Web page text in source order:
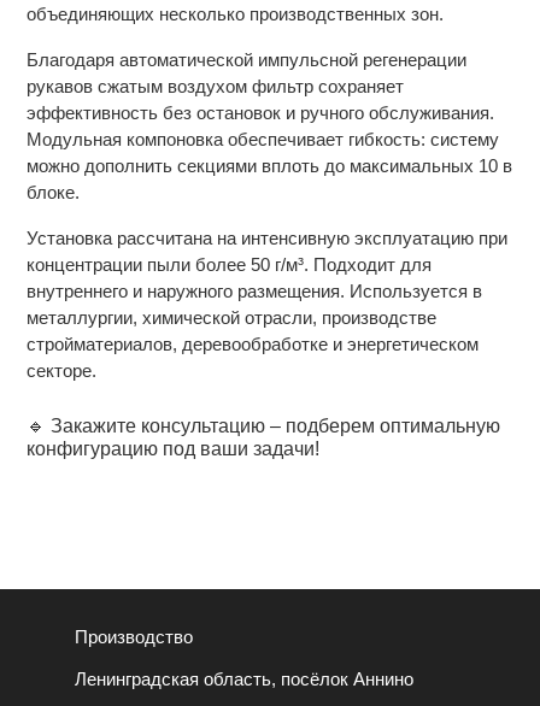
объединяющих несколько производственных зон.
Благодаря автоматической импульсной регенерации
рукавов сжатым воздухом фильтр сохраняет
эффективность без остановок и ручного обслуживания.
Модульная компоновка обеспечивает гибкость: систему
можно дополнить секциями вплоть до максимальных 10 в
блоке.
Установка рассчитана на интенсивную эксплуатацию при
концентрации пыли более 50 г/м³. Подходит для
внутреннего и наружного размещения. Используется в
металлургии, химической отрасли, производстве
стройматериалов, деревообработке и энергетическом
секторе.
🔹 Закажите консультацию – подберем оптимальную
конфигурацию под ваши задачи!
Производство
Ленинградская область, посёлок Аннино